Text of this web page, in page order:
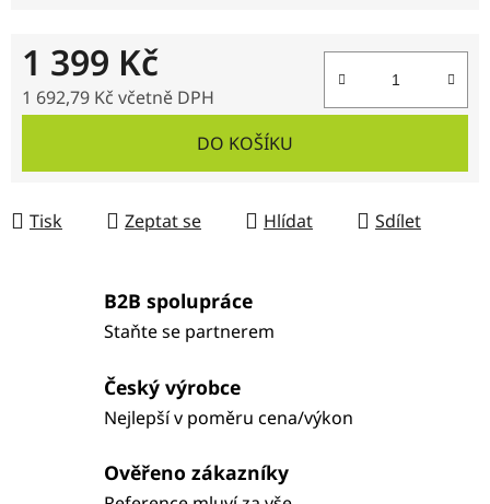
1 399 Kč
1 692,79 Kč včetně DPH
DO KOŠÍKU
Tisk Zeptat se Hlídat Sdílet
B2B spolupráce
Staňte se partnerem
Český výrobce
Nejlepší v poměru cena/výkon
Ověřeno zákazníky